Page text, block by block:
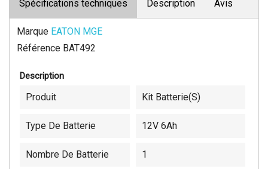
Spécifications techniques Description Avis
Marque EATON MGE
Référence BAT492
Description
Produit Kit Batterie(s)
Type De Batterie 12V 6Ah
Nombre De Batterie 1